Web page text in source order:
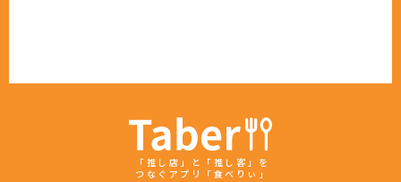
「推し店」と「推し客」を
つなぐアプリ「食べりぃ」